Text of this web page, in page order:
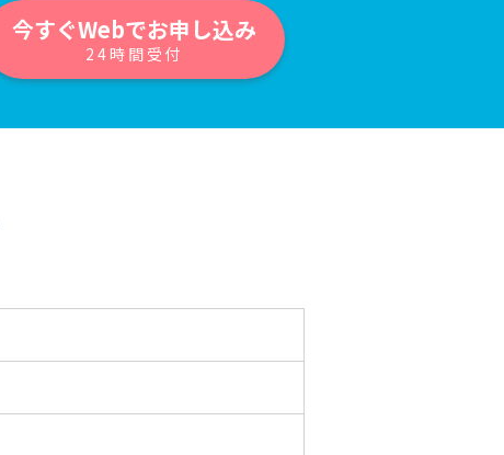
今すぐWebでお申し込み
24時間受付